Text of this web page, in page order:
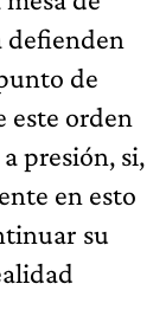
defienden
de
este orden
presión, si,
en esto
su